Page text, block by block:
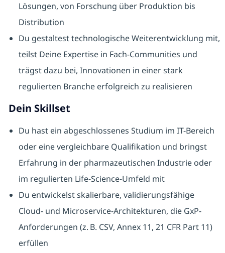
Lösungen, von Forschung über Produktion bis
Distribution
Du gestaltest technologische Weiterentwicklung mit,
teilst Deine Expertise in Fach-Communities und
trägst dazu bei, Innovationen in einer stark
regulierten Branche erfolgreich zu realisieren
Dein Skillset
Du hast ein abgeschlossenes Studium im IT-Bereich
oder eine vergleichbare Qualifikation und bringst
Erfahrung in der pharmazeutischen Industrie oder
im regulierten Life-Science-Umfeld mit
Du entwickelst skalierbare, validierungsfähige
Cloud- und Microservice-Architekturen, die GxP-
Anforderungen (z. B. CSV, Annex 11, 21 CFR Part 11)
erfüllen